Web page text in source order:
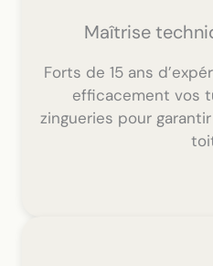
Maîtrise
Forts de 15 ans
efficacement vos
zingueries pour